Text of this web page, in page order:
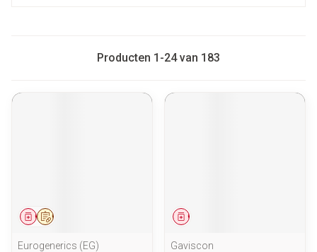
Producten 1 -24van 183
Op voorschrift
Geneesmiddel
Eurogenerics (EG)
Geneesmiddel
Gaviscon